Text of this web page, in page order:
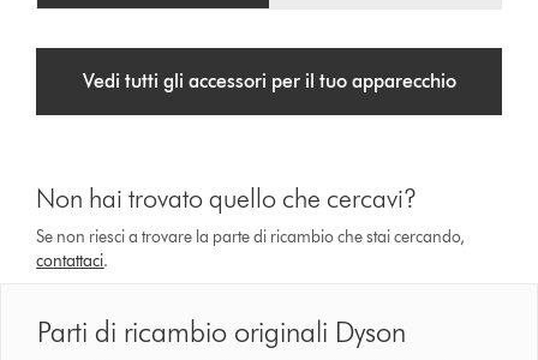
Vedi tutti gli accessori per il tuo apparecchio
Non hai trovato quello che cercavi?
Se non riesci a trovare la parte di ricambio che stai cercando,
contattaci.
Parti di ricambio originali Dyson